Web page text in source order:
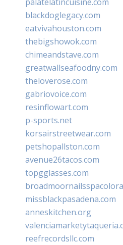
blackdoglegacy.com
eatvivahouston.com
thebigshowok.com
chimeandstave.com
greatwallseafoodny.com
theloverose.com
gabriovoice.com
resinflowart.com
p-sports.net
korsairstreetwear.com
petshopallston.com
avenue26tacos.com
topgglasses.com
missblackpasadena.com
anneskitchen.org
reefrecordsllc.com